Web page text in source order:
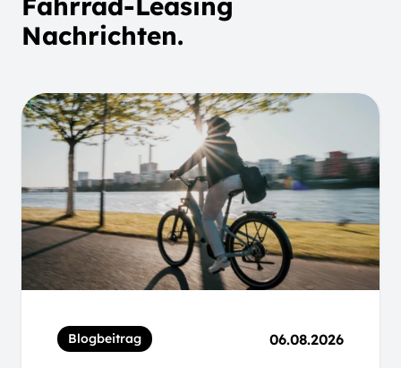
Nachrichten.
Blogbeitrag 06.08.2026